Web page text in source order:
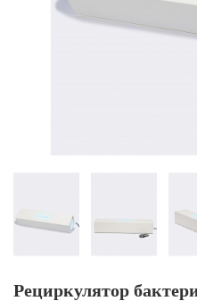
Рециркулятор